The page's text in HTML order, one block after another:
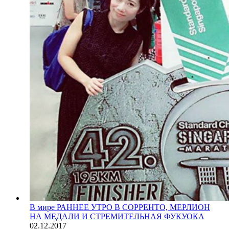
В мире РАННЕЕ УТРО В СОРРЕНТО, МЕРЛИОН
НА МЕДАЛИ И СТРЕМИТЕЛЬНАЯ ФУКУОКА
02.12.2017